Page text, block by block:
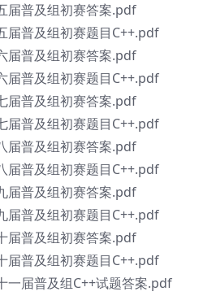
届普及组初赛答案.pdf
届普及组初赛题目C++.pdf
届普及组初赛答案.pdf
届普及组初赛题目C++.pdf
届普及组初赛答案.pdf
届普及组初赛题目C++.pdf
届普及组初赛答案.pdf
届普及组初赛题目C++.pdf
届普及组初赛答案.pdf
届普及组初赛题目C++.pdf
届普及组初赛答案.pdf
届普及组初赛题目C++.pdf
一届普及组C++试题答案.pdf